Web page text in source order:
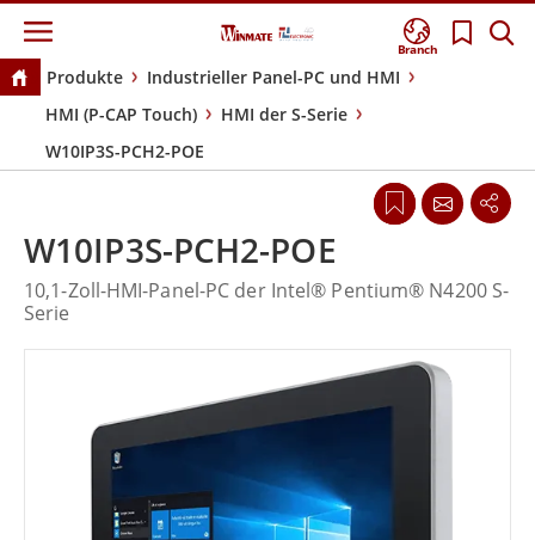
Branch
Produkte
Industrieller Panel-PC und HMI
HMI (P-CAP Touch)
HMI der S-Serie
W10IP3S-PCH2-POE
W10IP3S-PCH2-POE
10,1-Zoll-HMI-Panel-PC der Intel® Pentium® N4200 S-
Serie